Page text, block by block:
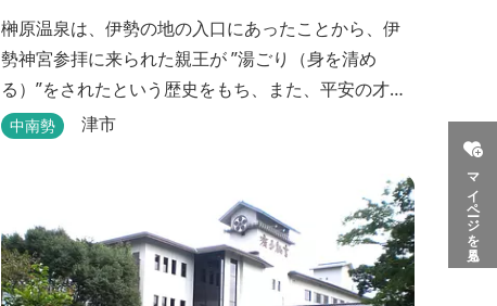
マイページを見る
榊原温泉は、伊勢の地の入口にあったことから、伊
勢神宮参拝に来られた親王が ”湯ごり（身を清め
る）”をされたという歴史をもち、また、平安の才
女・清少納言が 「枕草子」で”湯は七栗の湯”＜当時
として祀っていることもあって、恋の和歌も多く残
っています。 このように、宮中や神宮にゆかりも深
く、つるつるスベスベの肌ざわりの良い泉質は 心身
の癒し...
中南勢 津市